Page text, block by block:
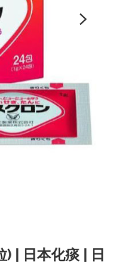
) | 日本化痰 | 日